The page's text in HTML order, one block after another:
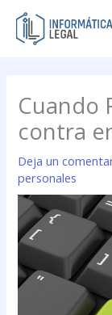
contenido
Cuando
contra
Deja un
personales